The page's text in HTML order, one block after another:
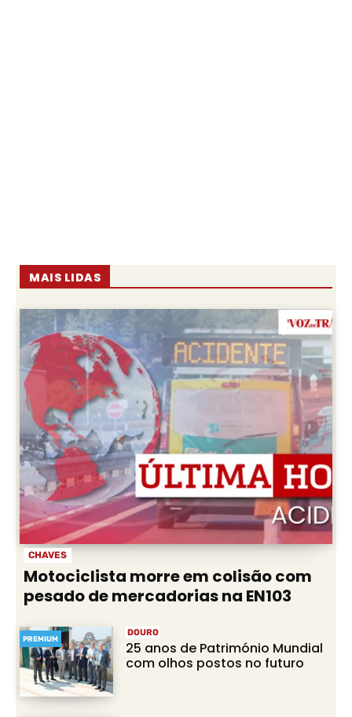
MAIS LIDAS
CHAVES
Motociclista morre em colisão com
pesado de mercadorias na EN103
PREMIUM
DOURO
25 anos de Património Mundial
com olhos postos no futuro